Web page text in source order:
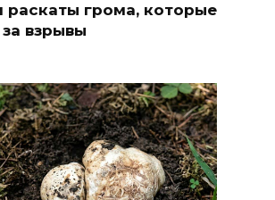
раскаты грома, которые
взрывы